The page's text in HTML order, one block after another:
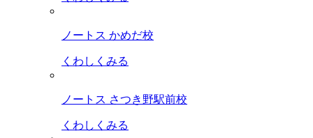
ノートス かめだ校
くわしくみる
ノートス さつき野駅前校
くわしくみる